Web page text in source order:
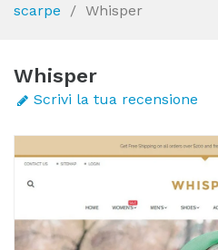
scarpe
Whisper
Whisper
Scrivi la tua recensione